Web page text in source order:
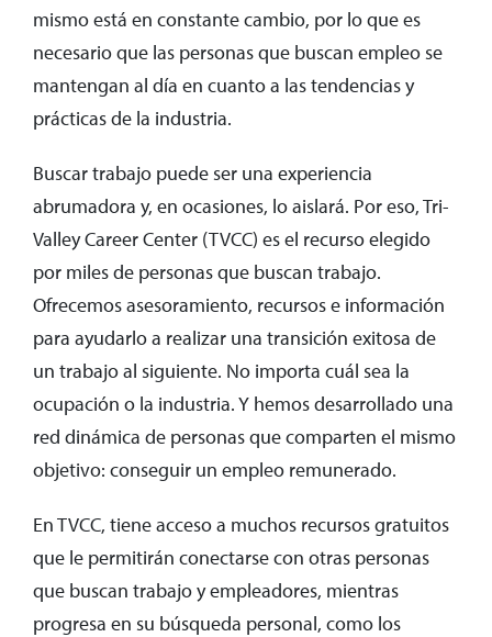
mismo está en constante cambio, por lo que es
necesario que las personas que buscan empleo se
mantengan al día en cuanto a las tendencias y
prácticas de la industria.
Buscar trabajo puede ser una experiencia
abrumadora y, en ocasiones, lo aislará. Por eso, Tri-
Valley Career Center (TVCC) es el recurso elegido
por miles de personas que buscan trabajo.
Ofrecemos asesoramiento, recursos e información
para ayudarlo a realizar una transición exitosa de
un trabajo al siguiente. No importa cuál sea la
ocupación o la industria. Y hemos desarrollado una
red dinámica de personas que comparten el mismo
objetivo: conseguir un empleo remunerado.
En TVCC, tiene acceso a muchos recursos gratuitos
que le permitirán conectarse con otras personas
que buscan trabajo y empleadores, mientras
progresa en su búsqueda personal, como los